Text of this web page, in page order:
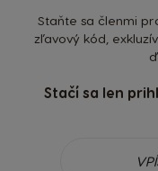
Staňte sa členmi
zľavový kód,
Stačí sa len